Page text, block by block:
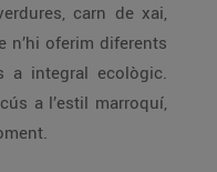
carn de xai,
n’hi oferim diferents
a integral ecològic.
a l’estil marroquí,